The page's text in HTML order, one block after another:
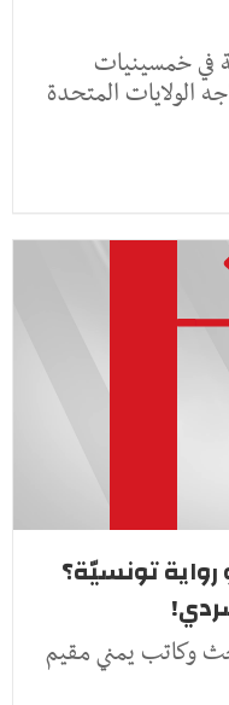
في خمسينيات
الولايات المتحدة
رواية تونسيّة؟
وكاتب يمني مقيم